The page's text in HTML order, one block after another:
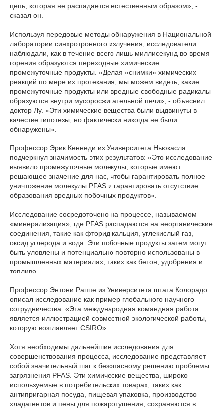
цепь, которая не распадается естественным образом», -
сказал он.
Используя передовые методы обнаружения в Национальной
лаборатории синхротронного излучения, исследователи
наблюдали, как в течение всего лишь миллисекунд во время
горения образуются переходные химические
промежуточные продукты. «Делая «снимки» химических
реакций по мере их протекания, мы можем видеть, какие
промежуточные продукты или вредные свободные радикалы
образуются внутри мусоросжигательной печи», - объяснил
доктор Лу. «Эти химические вещества были выдвинуты в
качестве гипотезы, но фактически никогда не были
обнаружены».
Профессор Эрик Кеннеди из Университета Ньюкасла
подчеркнул значимость этих результатов: «Это исследование
выявило промежуточные молекулы, которые имеют
решающее значение для нас, чтобы гарантировать полное
уничтожение молекулы PFAS и гарантировать отсутствие
образования вредных побочных продуктов».
Исследование сосредоточено на процессе, называемом
«минерализация», где PFAS распадаются на неорганические
соединения, такие как фторид кальция, углекислый газ,
оксид углерода и вода. Эти побочные продукты затем могут
быть уловлены и потенциально повторно использованы в
промышленных материалах, таких как бетон, удобрения и
топливо.
Профессор Энтони Раппе из Университета штата Колорадо
описал исследование как пример глобального научного
сотрудничества: «Эта международная командная работа
является иллюстрацией совместной экологической работы,
которую возглавляет CSIRO».
Хотя необходимы дальнейшие исследования для
совершенствования процесса, исследование представляет
собой значительный шаг к безопасному решению проблемы
загрязнения PFAS. Эти химические вещества, широко
используемые в потребительских товарах, таких как
антипригарная посуда, пищевая упаковка, производство
хладагентов и пены для пожаротушения, сохраняются в